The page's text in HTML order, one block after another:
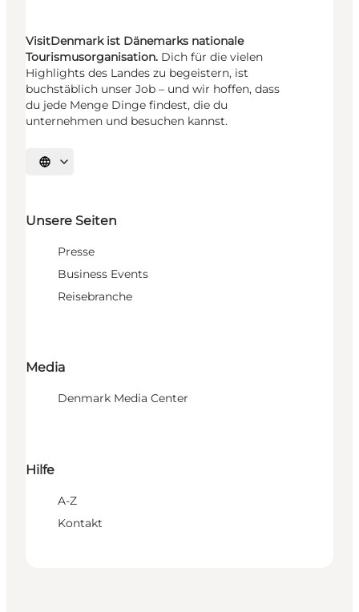
VisitDenmark ist Dänemarks nationale
Tourismusorganisation. Dich für die vielen
Highlights des Landes zu begeistern, ist
buchstäblich unser Job – und wir hoffen, dass
du jede Menge Dinge findest, die du
unternehmen und besuchen kannst.
Sprache auswählen
Unsere Seiten
Presse
Business Events
Reisebranche
Media
Denmark Media Center
Hilfe
A-Z
Kontakt